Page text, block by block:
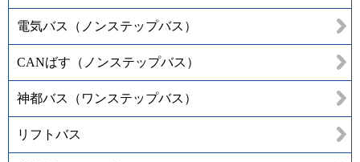
電気バス（ノンステップバス）
CANばす（ノンステップバス）
神都バス（ワンステップバス）
リフトバス